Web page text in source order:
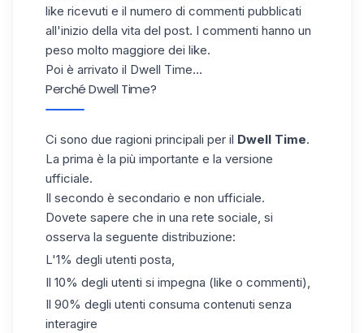
like ricevuti e il numero di commenti pubblicati
all'inizio della vita del post. I commenti hanno un
peso molto maggiore dei like.
Poi è arrivato il Dwell Time...
Perché Dwell Time?
Ci sono due ragioni principali per il Dwell Time.
La prima è la più importante e la versione
ufficiale.
Il secondo è secondario e non ufficiale.
Dovete sapere che in una rete sociale, si
osserva la seguente distribuzione:
L'1% degli utenti posta,
Il 10% degli utenti si impegna (like o commenti),
Il 90% degli utenti consuma contenuti senza
interagire